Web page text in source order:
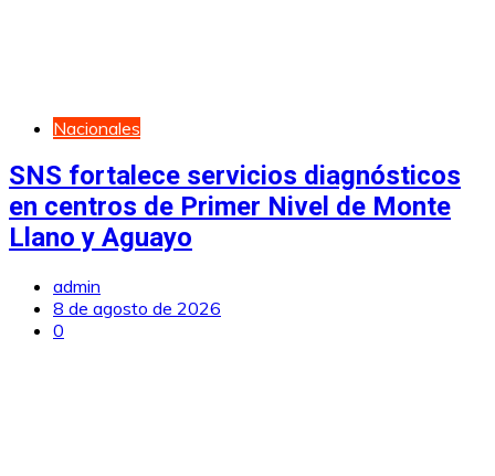
Nacionales
SNS fortalece servicios diagnósticos
en centros de Primer Nivel de Monte
Llano y Aguayo
admin
8 de agosto de 2026
0